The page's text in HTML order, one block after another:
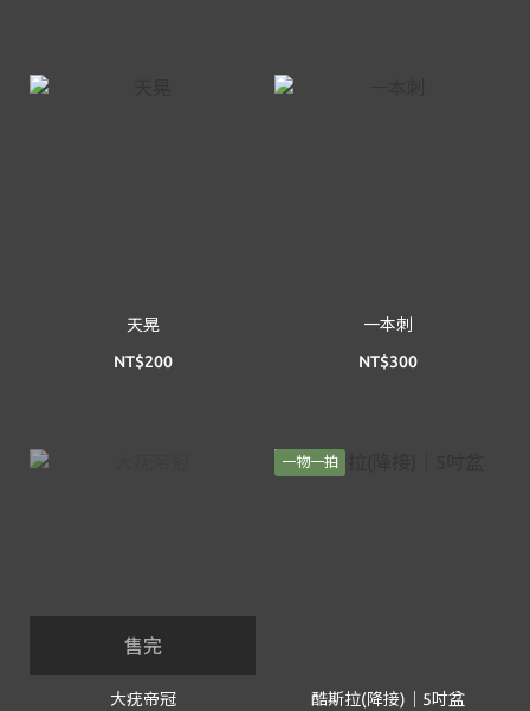
天晃
NT$200
一本刺
NT$300
售完
大疣帝冠
一物一拍
酷斯拉(降接)｜5吋盆